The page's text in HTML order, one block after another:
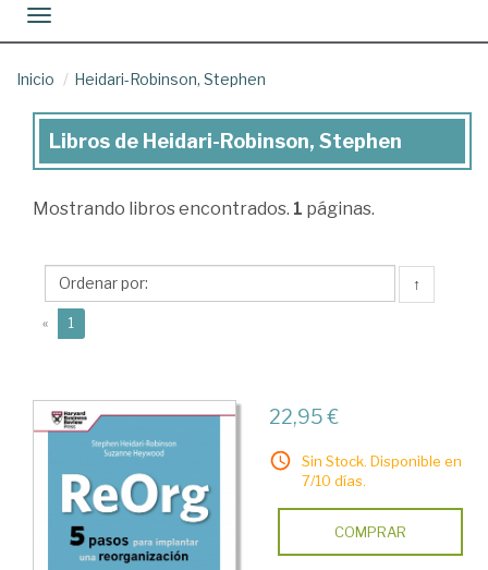
Toggle navigation
Inicio Heidari-Robinson, Stephen
Libros
Heidari-
Stephen
Libros de Heidari-Robinson, Stephen
Mostrando libros encontrados. 1 páginas.
↑
« 1
22,95 €
Sin Stock. Disponible en
7/10 días.
COMPRAR